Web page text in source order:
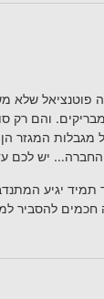
פוטנציאל שלא
והם רק
מגבלות המגזר
יש לכם
תמיד יגיע
חכמים להסביר